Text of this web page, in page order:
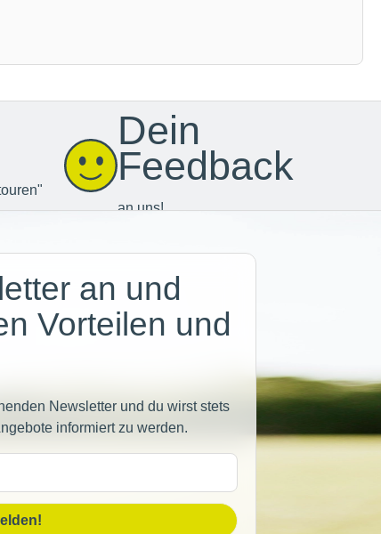
Dein
Feedback
an uns!
an und
Vorteilen und
Newsletter und du wirst stets
informiert zu werden.